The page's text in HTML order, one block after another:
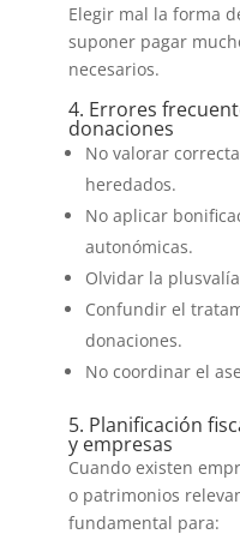
Elegir mal la forma
suponer pagar
necesarios.
4. Errores
donaciones
No valorar
heredados.
No aplicar
autonómicas.
Olvidar la
Confundir el
donaciones.
No coordinar el
5. Planificación
y empresas
Cuando existen
o patrimonios
fundamental para: